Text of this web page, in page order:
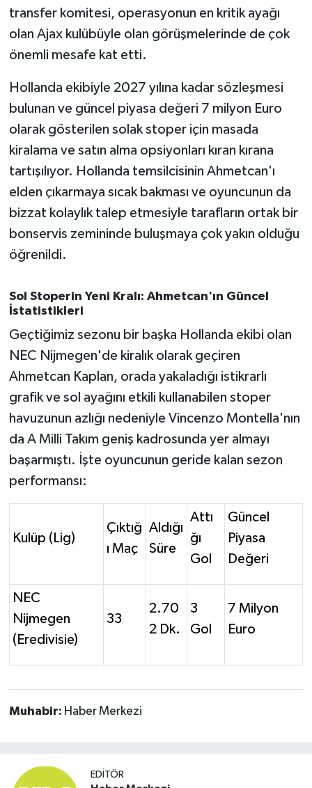
transfer komitesi, operasyonun en kritik ayağı
olan Ajax kulübüyle olan görüşmelerinde de çok
önemli mesafe kat etti.
Hollanda ekibiyle 2027 yılına kadar sözleşmesi
bulunan ve güncel piyasa değeri 7 milyon Euro
olarak gösterilen solak stoper için masada
kiralama ve satın alma opsiyonları kıran kırana
tartışılıyor. Hollanda temsilcisinin Ahmetcan'ı
elden çıkarmaya sıcak bakması ve oyuncunun da
bizzat kolaylık talep etmesiyle tarafların ortak bir
bonservis zemininde buluşmaya çok yakın olduğu
öğrenildi.
Sol Stoperin Yeni Kralı: Ahmetcan'ın Güncel
İstatistikleri
Geçtiğimiz sezonu bir başka Hollanda ekibi olan
NEC Nijmegen'de kiralık olarak geçiren
Ahmetcan Kaplan, orada yakaladığı istikrarlı
grafik ve sol ayağını etkili kullanabilen stoper
havuzunun azlığı nedeniyle Vincenzo Montella'nın
da A Milli Takım geniş kadrosunda yer almayı
başarmıştı. İşte oyuncunun geride kalan sezon
performansı:
Kulüp (Lig)
Çıktığ
ı Maç
Aldığı
Süre
Attı
ğı
Gol
Güncel
Piyasa
Değeri
NEC
Nijmegen
(Eredivisie)
33
2.70
2 Dk.
3
Gol
7 Milyon
Euro
Muhabir: Haber Merkezi
EDITÖR
TÜRKİYE
VİZYONDAKİLER